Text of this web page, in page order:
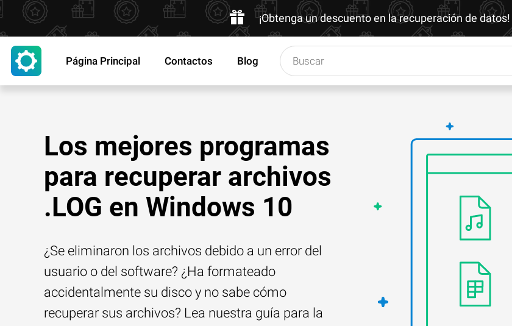
¡Obtenga un descuento en la recuperación de datos!
Página Principal Contactos Blog
Los mejores programas
para recuperar archivos
.LOG en Windows 10
¿Se eliminaron los archivos debido a un error del
usuario o del software? ¿Ha formateado
accidentalmente su disco y no sabe cómo
recuperar sus archivos? Lea nuestra guía para la